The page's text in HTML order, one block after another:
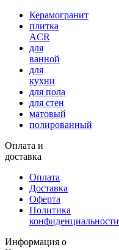
Керамогранит
плитка
ACR
для
ванной
для
кухни
для пола
для стен
матовый
полированный
Оплата и
доставка
Оплата
Доставка
Оферта
Политика
конфиденциальности
Информация о